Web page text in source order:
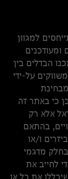
למגוון
הבדלים בין
על-ידי
כי באתר זה
אלא רק
בהתאם
ו/או
מדגמי
לחייב את